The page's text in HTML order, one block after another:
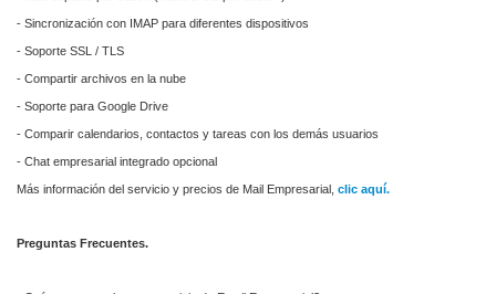
- Sincronización con IMAP para diferentes dispositivos
- Soporte SSL / TLS
- Compartir archivos en la nube
- Soporte para Google Drive
- Comparir calendarios, contactos y tareas con los demás usuarios
- Chat empresarial integrado opcional
Más información del servicio y precios de Mail Empresarial, clic aquí.
Preguntas Frecuentes.